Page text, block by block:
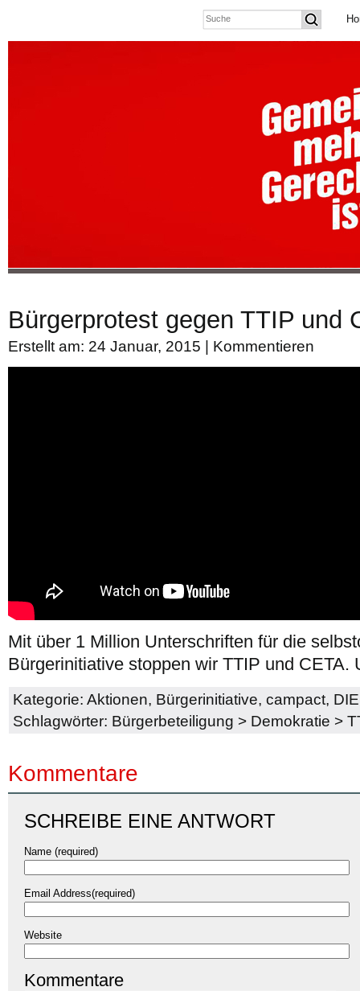
Bürgerprotest gegen TTIP und
Erstellt am: 24 Januar, 2015 | Kommentieren
Mit über 1 Million Unterschriften für die
Bürgerinitiative stoppen wir TTIP und
Kategorie: Aktionen, Bürgerinitiative, campact,
Schlagwörter: Bürgerbeteiligung > Demokratie >
Kommentare
SCHREIBE EINE ANTWORT
Name (required)
Email Address(required)
Website
Kommentare